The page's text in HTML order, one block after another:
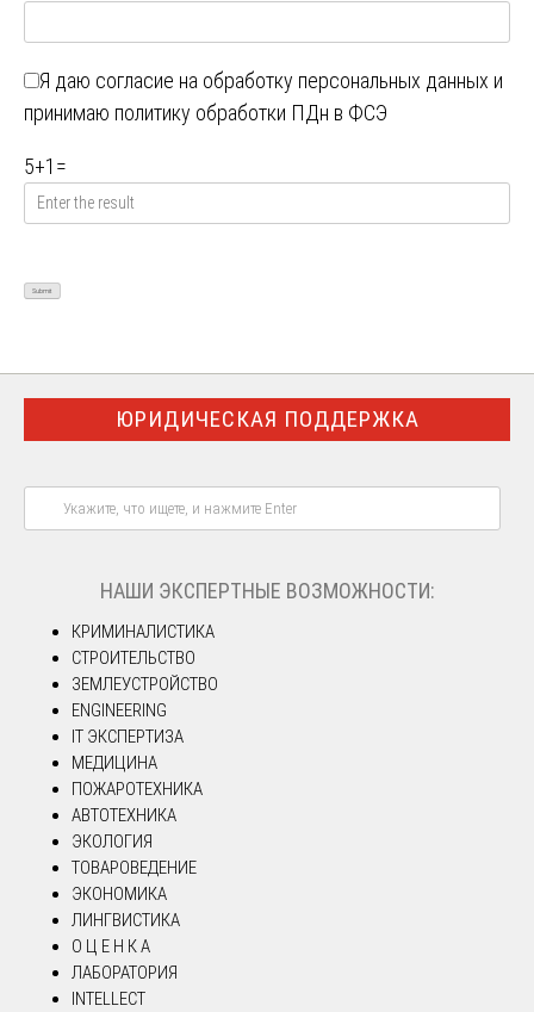
Я даю согласие на обработку персональных данных и
принимаю политику обработки ПДн в ФСЭ
5+1 =
ЮРИДИЧЕСКАЯ ПОДДЕРЖКА
НАШИ ЭКСПЕРТНЫЕ ВОЗМОЖНОСТИ:
КРИМИНАЛИСТИКА
СТРОИТЕЛЬСТВО
ЗЕМЛЕУСТРОЙСТВО
ENGINEERING
IT ЭКСПЕРТИЗА
МЕДИЦИНА
ПОЖАРОТЕХНИКА
АВТОТЕХНИКА
ЭКОЛОГИЯ
ТОВАРОВЕДЕНИЕ
ЭКОНОМИКА
ЛИНГВИСТИКА
О Ц Е Н К А
ЛАБОРАТОРИЯ
INTELLECT